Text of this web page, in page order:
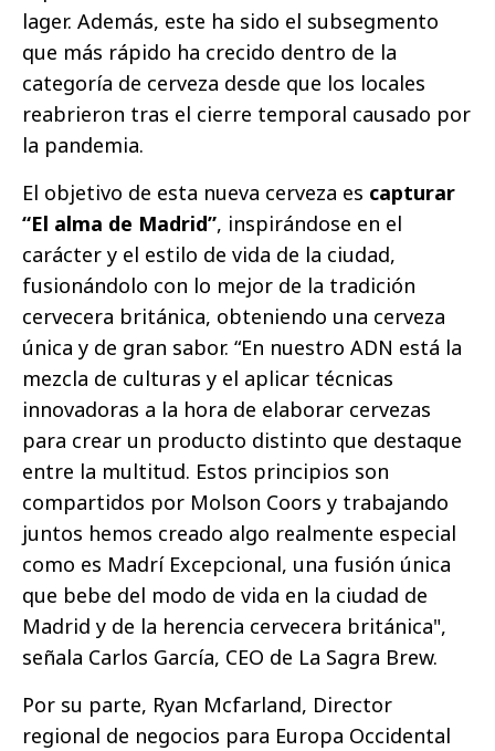
lager. Además, este ha sido el subsegmento
que más rápido ha crecido dentro de la
categoría de cerveza desde que los locales
reabrieron tras el cierre temporal causado por
la pandemia.
El objetivo de esta nueva cerveza es capturar
“El alma de Madrid”, inspirándose en el
carácter y el estilo de vida de la ciudad,
fusionándolo con lo mejor de la tradición
cervecera británica, obteniendo una cerveza
única y de gran sabor. “En nuestro ADN está la
mezcla de culturas y el aplicar técnicas
innovadoras a la hora de elaborar cervezas
para crear un producto distinto que destaque
entre la multitud. Estos principios son
compartidos por Molson Coors y trabajando
juntos hemos creado algo realmente especial
como es Madrí Excepcional, una fusión única
que bebe del modo de vida en la ciudad de
Madrid y de la herencia cervecera británica",
señala Carlos García, CEO de La Sagra Brew.
Por su parte, Ryan Mcfarland, Director
regional de negocios para Europa Occidental